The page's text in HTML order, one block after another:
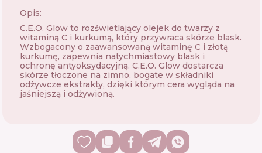
Opis:
C.E.O. Glow to rozświetlający olejek do twarzy z
witaminą C i kurkumą, który przywraca skórze blask.
Wzbogacony o zaawansowaną witaminę C i złotą
kurkumę, zapewnia natychmiastowy blask i
ochronę antyoksydacyjną. C.E.O. Glow dostarcza
skórze tłoczone na zimno, bogate w składniki
odżywcze ekstrakty, dzięki którym cera wygląda na
jaśniejszą i odżywioną.